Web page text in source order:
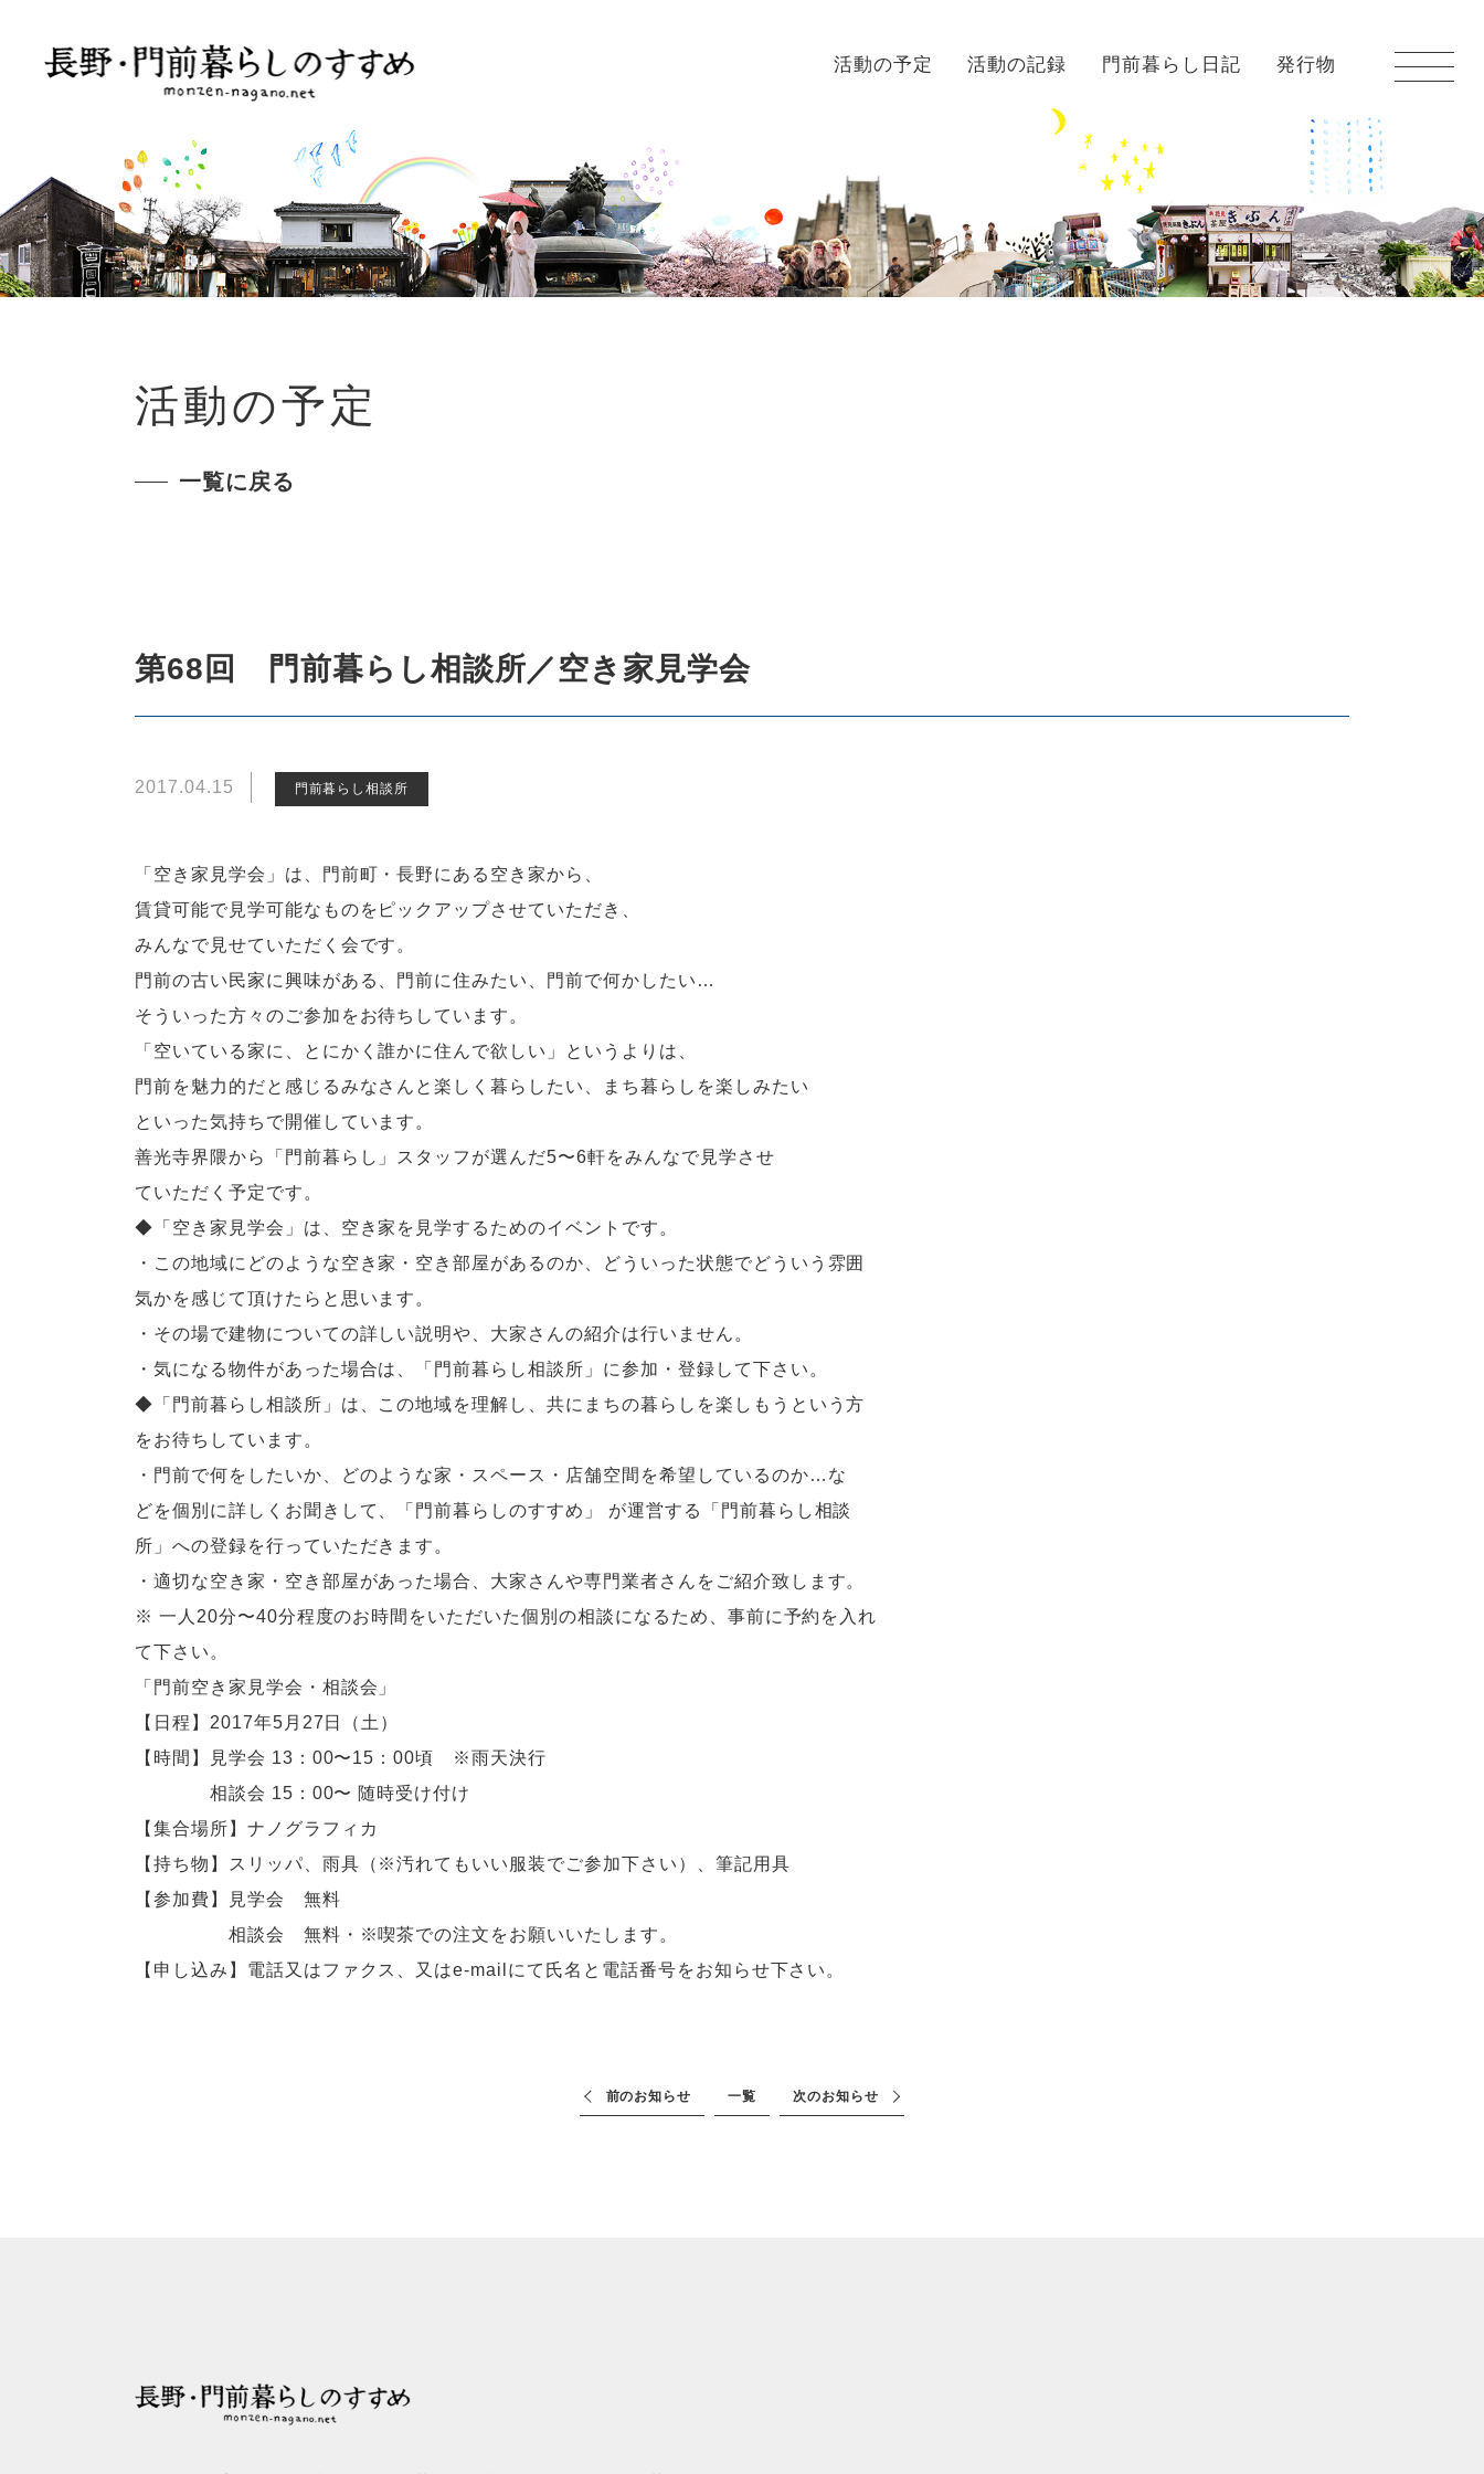
活動の予定 活動の記録 門前暮らし日記 発行物
活動の予定
一覧に戻る
第68回 門前暮らし相談所／空き家見学会
2017.04.15 門前暮らし相談所
「空き家見学会」は、門前町・長野にある空き家から、
賃貸可能で見学可能なものをピックアップさせていただき、
みんなで見せていただく会です。
門前の古い民家に興味がある、門前に住みたい、門前で何かしたい…
そういった方々のご参加をお待ちしています。
「空いている家に、とにかく誰かに住んで欲しい」というよりは、
門前を魅力的だと感じるみなさんと楽しく暮らしたい、まち暮らしを楽しみたい
といった気持ちで開催しています。
善光寺界隈から「門前暮らし」スタッフが選んだ5〜6軒をみんなで見学させ
ていただく予定です。
◆「空き家見学会」は、空き家を見学するためのイベントです。
・この地域にどのような空き家・空き部屋があるのか、どういった状態でどういう雰囲
気かを感じて頂けたらと思います。
・その場で建物についての詳しい説明や、大家さんの紹介は行いません。
・気になる物件があった場合は、「門前暮らし相談所」に参加・登録して下さい。
◆「門前暮らし相談所」は、この地域を理解し、共にまちの暮らしを楽しもうという方
をお待ちしています。
・門前で何をしたいか、どのような家・スペース・店舗空間を希望しているのか…な
どを個別に詳しくお聞きして、「門前暮らしのすすめ」 が運営する「門前暮らし相談
所」への登録を行っていただきます。
・適切な空き家・空き部屋があった場合、大家さんや専門業者さんをご紹介致します。
※ 一人20分〜40分程度のお時間をいただいた個別の相談になるため、事前に予約を入れ
て下さい。
「門前空き家見学会・相談会」
【日程】2017年5月27日（土）
【時間】見学会 13：00〜15：00頃 ※雨天決行
相談会 15：00〜 随時受け付け
【集合場所】ナノグラフィカ
【持ち物】スリッパ、雨具（※汚れてもいい服装でご参加下さい）、筆記用具
【参加費】見学会 無料
相談会 無料・※喫茶での注文をお願いいたします。
【申し込み】電話又はファクス、又はe-mailにて氏名と電話番号をお知らせ下さい。
前のお知らせ 一覧 次のお知らせ